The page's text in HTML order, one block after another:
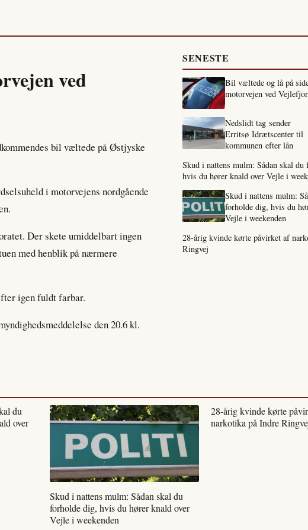
ved
bil væltede på Østjyske
i motorvejens nordgående
Der skete umiddelbart ingen
med henblik på nærmere
igen fuldt farbar.
den 20.6 kl.
SENESTE
Bil væltede og lå på
motorvejen ved
Nedslidt tag sender
Erritsø Idrætscenter til
kommunen efter lån
Skud i nattens mulm: Sådan skal du
hvis du hører knald over Vejle i
Skud i nattens mulm:
forholde dig, hvis du
Vejle i weekenden
28-årig kvinde kørte påvirket af
Ringvej
du
over
Skud i nattens mulm: Sådan skal du
forholde dig, hvis du hører knald over
Vejle i weekenden
28-årig kvinde kørte
narkotika på Indre